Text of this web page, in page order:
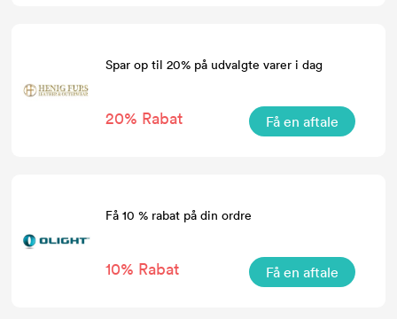
Spar op til 20% på udvalgte varer i dag
20% Rabat Få en aftale
Få 10 % rabat på din ordre
10% Rabat Få en aftale